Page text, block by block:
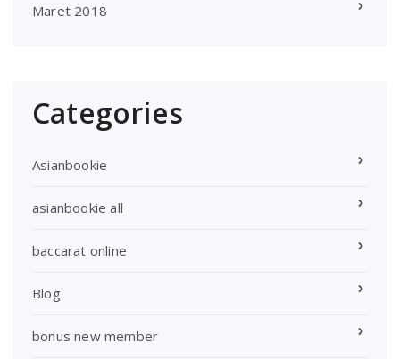
Maret 2018
Categories
Asianbookie
asianbookie all
baccarat online
Blog
bonus new member